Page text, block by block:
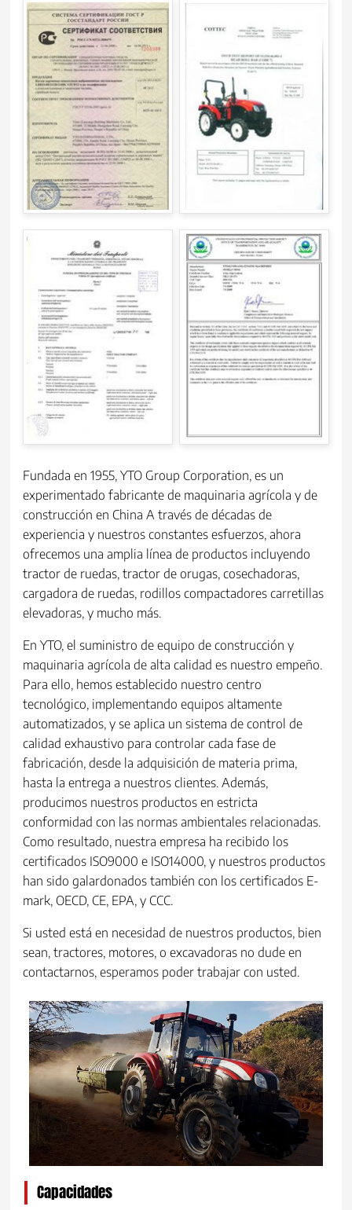
Fundada en 1955, YTO Group Corporation, es un
experimentado fabricante de maquinaria agrícola y de
construcción en China A través de décadas de
experiencia y nuestros constantes esfuerzos, ahora
ofrecemos una amplia línea de productos incluyendo
tractor de ruedas, tractor de orugas, cosechadoras,
cargadora de ruedas, rodillos compactadores carretillas
elevadoras, y mucho más.
En YTO, el suministro de equipo de construcción y
maquinaria agrícola de alta calidad es nuestro empeño.
Para ello, hemos establecido nuestro centro
tecnológico, implementando equipos altamente
automatizados, y se aplica un sistema de control de
calidad exhaustivo para controlar cada fase de
fabricación, desde la adquisición de materia prima,
hasta la entrega a nuestros clientes. Además,
producimos nuestros productos en estricta
conformidad con las normas ambientales relacionadas.
Como resultado, nuestra empresa ha recibido los
certificados ISO9000 e ISO14000, y nuestros productos
han sido galardonados también con los certificados E-
mark, OECD, CE, EPA, y CCC.
Si usted está en necesidad de nuestros productos, bien
sean, tractores, motores, o excavadoras no dude en
contactarnos, esperamos poder trabajar con usted.
Capacidades